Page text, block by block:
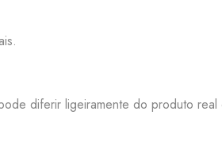
diferir ligeiramente do produto